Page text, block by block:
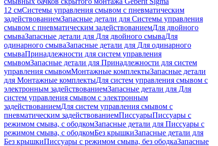
12 смСистемы управления смывом с пневматическим
задействованиемЗапасные детали для Системы управления
смывом с пневматическим задействованиемДля двойного
смываЗапасные детали для Для двойного смываДля
одинарного смываЗапасные детали для Для одинарного
смываПринадлежности для систем управления
смывомЗапасные детали для Принадлежности для систем
управления смывомМонтажные комплектыЗапасные детали
для Монтажные комплектыДля систем управления смывом с
электронным задействованиемЗапасные детали для Для
систем управления смывом с электронным
задействованиемДля систем управления смывом с
пневматическим задействованиемПиссуарыПиссуары с
режимом смыва, с ободкомЗапасные детали для Писсуары с
режимом смыва, с ободкомБез крышкиЗапасные детали для
Без крышкиПиссуары с режимом смыва, без ободкаЗапасные